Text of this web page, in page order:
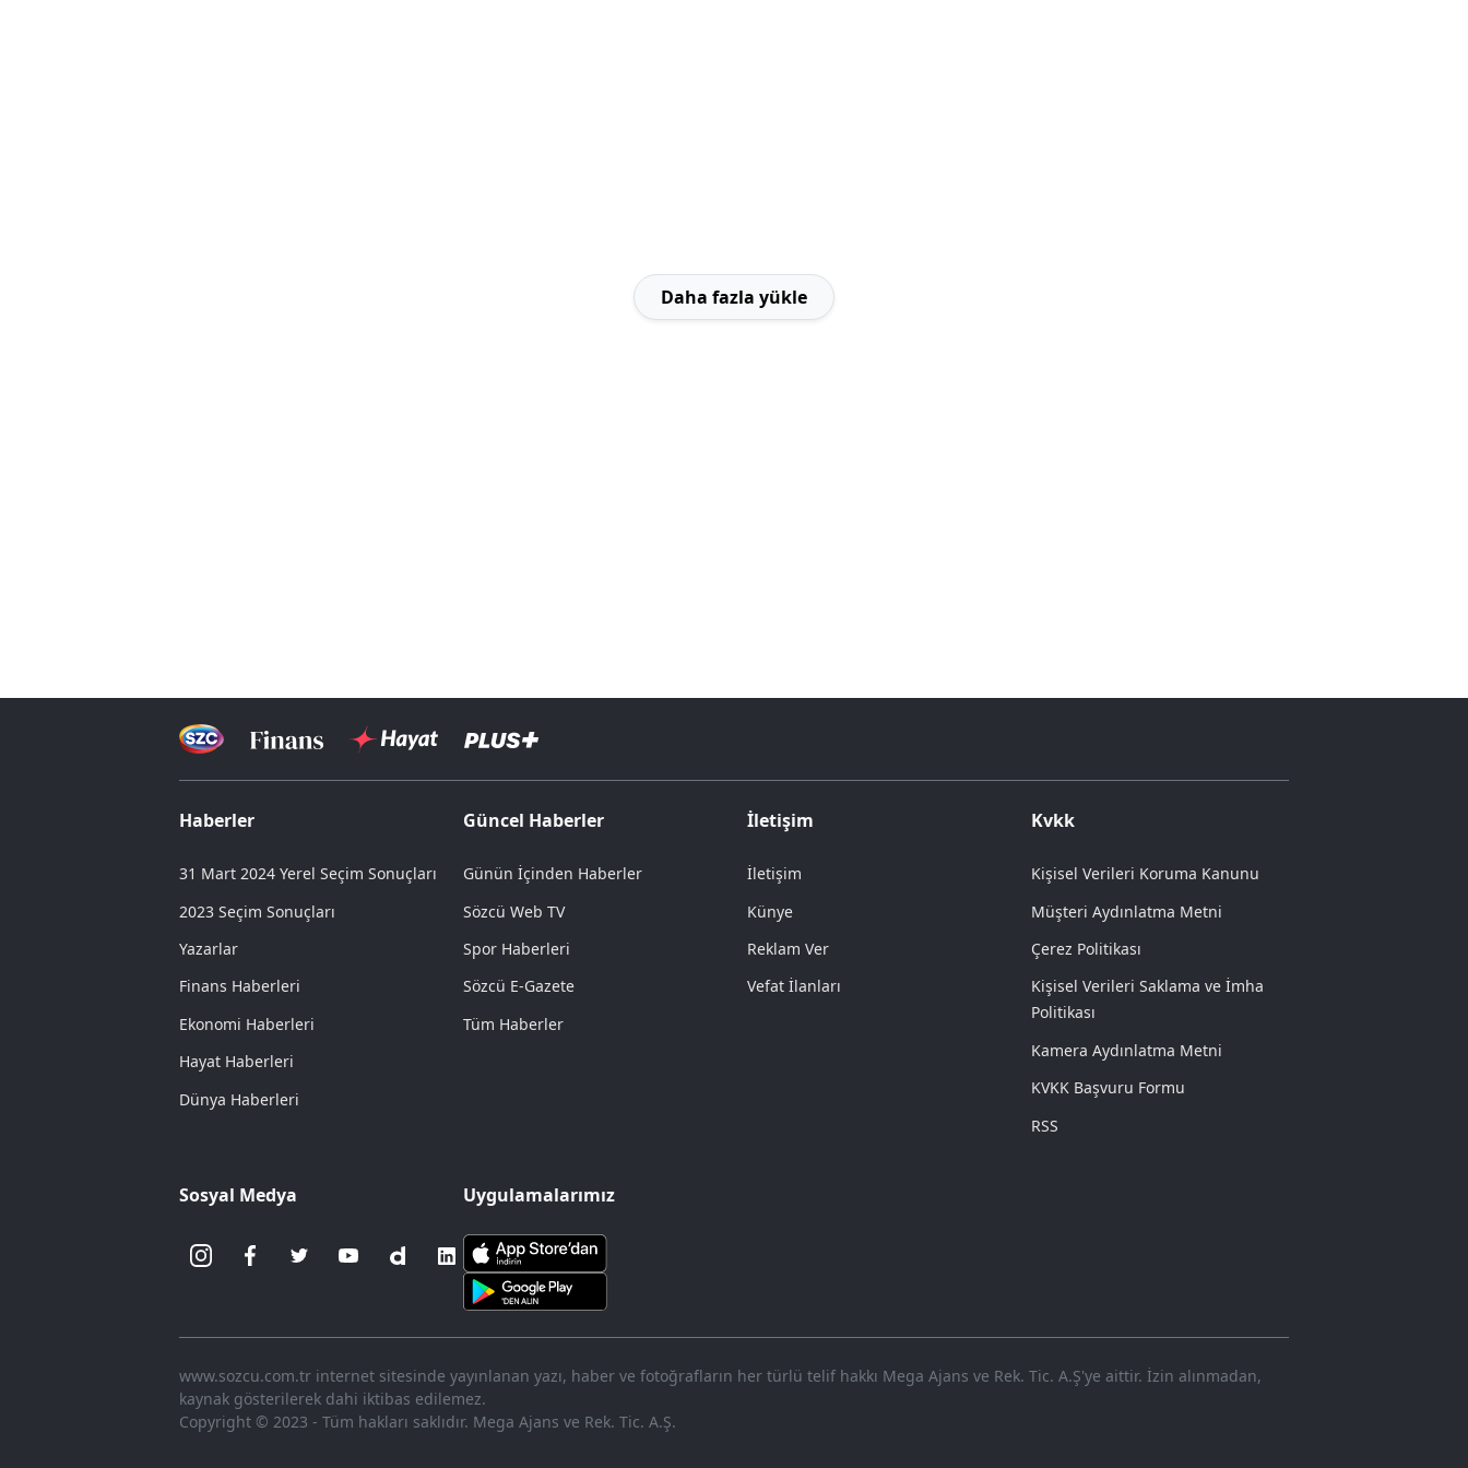
Daha fazla yükle
Haberler
31 Mart 2024 Yerel Seçim Sonuçları
2023 Seçim Sonuçları
Yazarlar
Finans Haberleri
Ekonomi Haberleri
Hayat Haberleri
Dünya Haberleri
Güncel Haberler
Günün İçinden Haberler
Sözcü Web TV
Spor Haberleri
Sözcü E-Gazete
Tüm Haberler
İletişim
İletişim
Künye
Reklam Ver
Vefat İlanları
Kvkk
Kişisel Verileri Koruma Kanunu
Müşteri Aydınlatma Metni
Çerez Politikası
Kişisel Verileri Saklama ve İmha
Politikası
Kamera Aydınlatma Metni
KVKK Başvuru Formu
RSS
Sosyal Medya Uygulamalarımız
www.sozcu.com.tr internet sitesinde yayınlanan yazı, haber ve fotoğrafların her türlü telif hakkı Mega Ajans ve Rek. Tic. A.Ş'ye aittir. İzin alınmadan,
kaynak gösterilerek dahi iktibas edilemez.
Copyright © 2023 - Tüm hakları saklıdır. Mega Ajans ve Rek. Tic. A.Ş.